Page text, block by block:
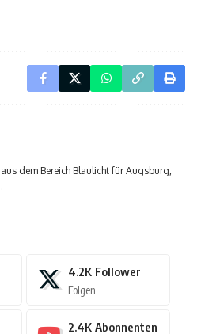
dem Bereich Blaulicht für Augsburg,
4.2K Follower
Folgen
2.4K Abonnenten